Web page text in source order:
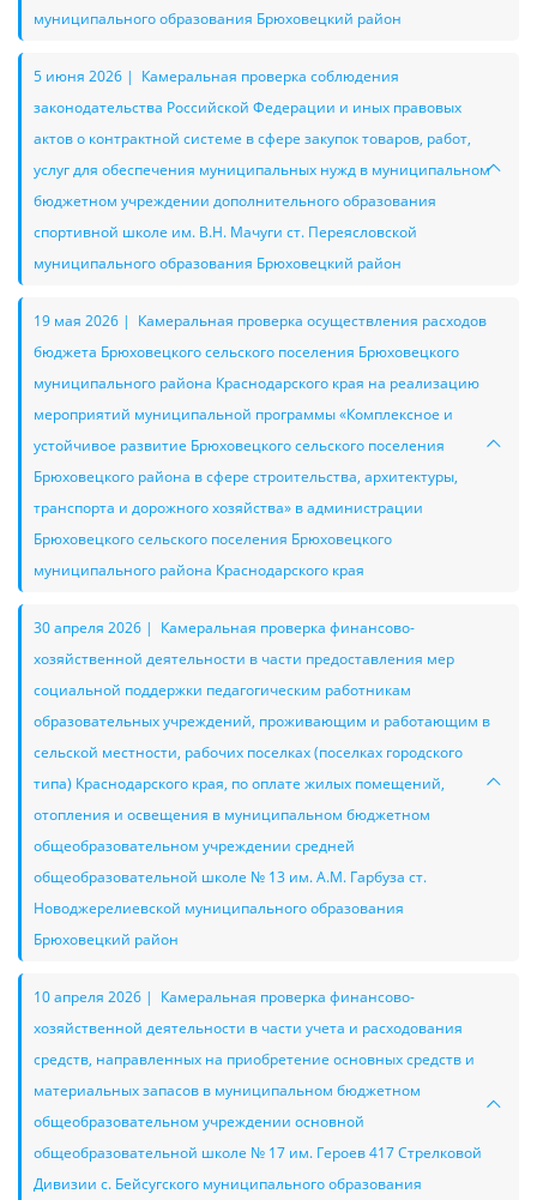
муниципального образования Брюховецкий район
5 июня 2026 | Камеральная проверка соблюдения
законодательства Российской Федерации и иных правовых
актов о контрактной системе в сфере закупок товаров, работ,
услуг для обеспечения муниципальных нужд в муниципальном
бюджетном учреждении дополнительного образования
спортивной школе им. В.Н. Мачуги ст. Переясловской
муниципального образования Брюховецкий район
19 мая 2026 | Камеральная проверка осуществления расходов
бюджета Брюховецкого сельского поселения Брюховецкого
муниципального района Краснодарского края на реализацию
мероприятий муниципальной программы «Комплексное и
устойчивое развитие Брюховецкого сельского поселения
Брюховецкого района в сфере строительства, архитектуры,
транспорта и дорожного хозяйства» в администрации
Брюховецкого сельского поселения Брюховецкого
муниципального района Краснодарского края
30 апреля 2026 | Камеральная проверка финансово-
хозяйственной деятельности в части предоставления мер
социальной поддержки педагогическим работникам
образовательных учреждений, проживающим и работающим в
сельской местности, рабочих поселках (поселках городского
типа) Краснодарского края, по оплате жилых помещений,
отопления и освещения в муниципальном бюджетном
общеобразовательном учреждении средней
общеобразовательной школе № 13 им. А.М. Гарбуза ст.
Новоджерелиевской муниципального образования
Брюховецкий район
10 апреля 2026 | Камеральная проверка финансово-
хозяйственной деятельности в части учета и расходования
средств, направленных на приобретение основных средств и
материальных запасов в муниципальном бюджетном
общеобразовательном учреждении основной
общеобразовательной школе № 17 им. Героев 417 Стрелковой
Дивизии с. Бейсугского муниципального образования